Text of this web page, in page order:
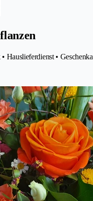
Hauslieferdienst •